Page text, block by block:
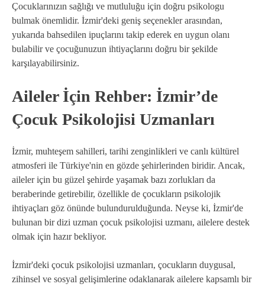
Çocuklarınızın sağlığı ve mutluluğu için doğru psikologu
bulmak önemlidir. İzmir'deki geniş seçenekler arasından,
yukarıda bahsedilen ipuçlarını takip ederek en uygun olanı
bulabilir ve çocuğunuzun ihtiyaçlarını doğru bir şekilde
karşılayabilirsiniz.
Aileler İçin Rehber: İzmir’de
Çocuk Psikolojisi Uzmanları
İzmir, muhteşem sahilleri, tarihi zenginlikleri ve canlı kültürel
atmosferi ile Türkiye'nin en gözde şehirlerinden biridir. Ancak,
aileler için bu güzel şehirde yaşamak bazı zorlukları da
beraberinde getirebilir, özellikle de çocukların psikolojik
ihtiyaçları göz önünde bulundurulduğunda. Neyse ki, İzmir'de
bulunan bir dizi uzman çocuk psikolojisi uzmanı, ailelere destek
olmak için hazır bekliyor.
İzmir'deki çocuk psikolojisi uzmanları, çocukların duygusal,
zihinsel ve sosyal gelişimlerine odaklanarak ailelere kapsamlı bir